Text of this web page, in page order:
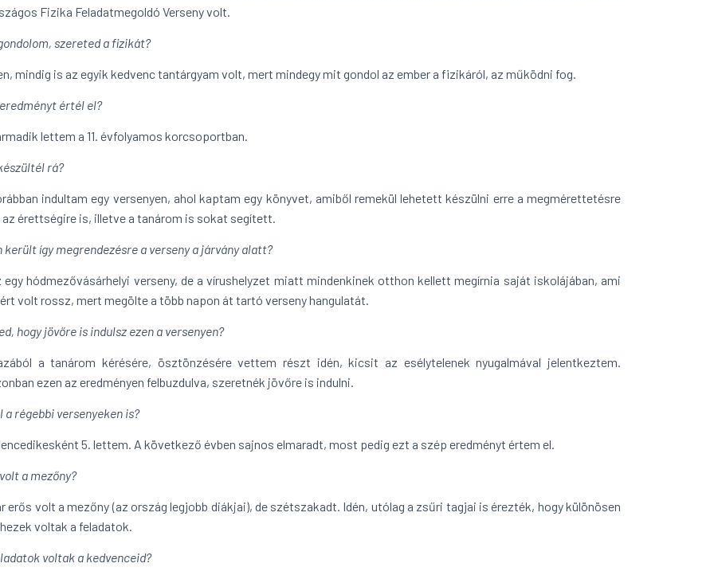
Fizika Feladatmegoldó Verseny volt.
szereted a fizikát?
mindig is az egyik kedvenc tantárgyam volt, mert mindegy mit gondol az ember a fizikáról, az működni fog.
értél el?
lettem a 11. évfolyamos korcsoportban.
rá?
indultam egy versenyen, ahol kaptam egy könyvet, amiből remekül lehetett készülni erre a megmérettetésre
az érettségire is, illetve a tanárom is sokat segített.
került így megrendezésre a verseny a járvány alatt?
egy hódmezővásárhelyi verseny, de a vírushelyzet miatt mindenkinek otthon kellett megírnia saját iskolájában, ami
volt rossz, mert megölte a több napon át tartó verseny hangulatát.
hogy jövőre is indulsz ezen a versenyen?
a tanárom kérésére, ösztönzésére vettem részt idén, kicsit az esélytelenek nyugalmával jelentkeztem.
ezen az eredményen felbuzdulva, szeretnék jövőre is indulni.
a régebbi versenyeken is?
5. lettem. A következő évben sajnos elmaradt, most pedig ezt a szép eredményt értem el.
a mezőny?
erős volt a mezőny (az ország legjobb diákjai), de szétszakadt. Idén, utólag a zsűri tagjai is érezték, hogy különösen
voltak a feladatok.
voltak a kedvenceid?